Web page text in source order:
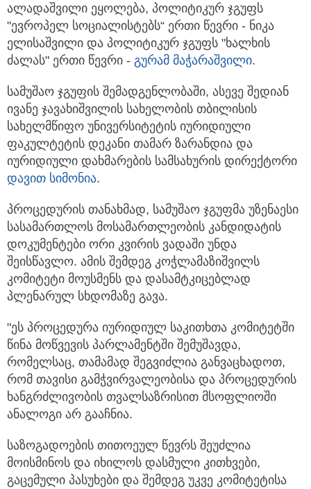
ალადაშვილი ეყოლება, პოლიტიკურ ჯგუფს
"ევროპელ სოციალისტებს“ ერთი წევრი - ნიკა
ელისაშვილი და პოლიტიკურ ჯგუფს "ხალხის
ძალას" ერთი წევრი - გურამ მაჭარაშვილი.
სამუშაო ჯგუფის შემადგენლობაში, ასევე შედიან
ივანე ჯავახიშვილის სახელობის თბილისის
სახელმწიფო უნივერსიტეტის იურიდიული
ფაკულტეტის დეკანი თამარ ზარანდია და
იურიდიული დახმარების სამსახურის დირექტორი
დავით სიმონია.
პროცედურის თანახმად, სამუშაო ჯგუფმა უზენაესი
სასამართლოს მოსამართლეობის კანდიდატის
დოკუმენტები ორი კვირის ვადაში უნდა
შეისწავლო. ამის შემდეგ კოჭლამაზიშვილს
კომიტეტი მოუსმენს და დასამტკიცებლად
პლენარულ სხდომაზე გავა.
"ეს პროცედურა იურიდიულ საკითხთა კომიტეტში
წინა მოწვევის პარლამენტში შემუშავდა,
რომელსაც, თამამად შეგვიძლია განვაცხადოთ,
რომ თავისი გამჭვირვალეობისა და პროცედურის
ხანგრძლივობის თვალსაზრისით მსოფლიოში
ანალოგი არ გააჩნია.
საზოგადოების თითოეულ წევრს შეუძლია
მოისმინოს და იხილოს დასმული კითხვები,
გაცემული პასუხები და შემდეგ უკვე კომიტეტისა